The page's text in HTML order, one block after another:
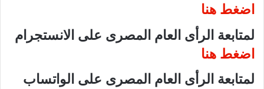
اضغط هنا
لمتابعة الرأى العام المصرى على الانستجرام
اضغط هنا
لمتابعة الرأى العام المصرى على الواتساب